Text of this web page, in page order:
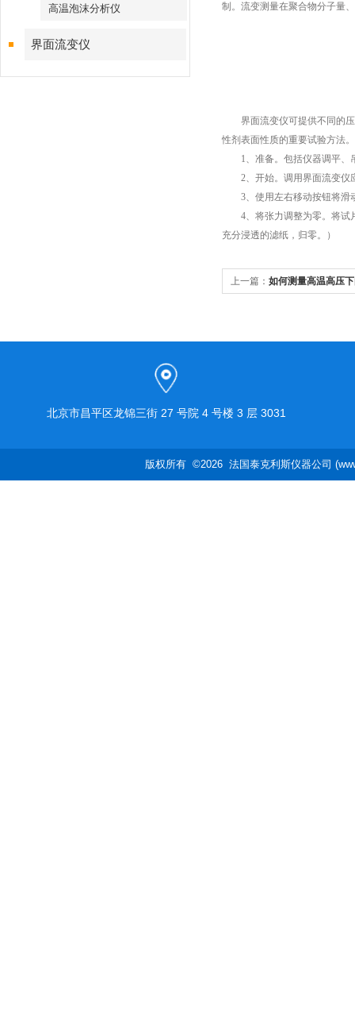
高温泡沫分析仪
界面流变仪
制。流变测量在聚合物分子量
界面流变仪可提供不同的压
性剂表面性质的重要试验方法
1、准备。包括仪器调平、
2、开始。调用界面流变仪应
3、使用左右移动按钮将滑
4、将张力调整为零。将试片
充分浸透的滤纸，归零。）
上一篇： 如何测量高温高压
北京市昌平区龙锦三街 27 号院 4 号楼 3 层 3031
版权所有 ©2026 法国泰克利斯仪器公司